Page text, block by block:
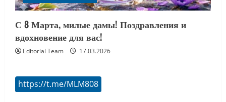
С 8 Марта, милые дамы! Поздравления и
вдохновение для вас!
Editorial Team 17.03.2026
https://t.me/MLM808